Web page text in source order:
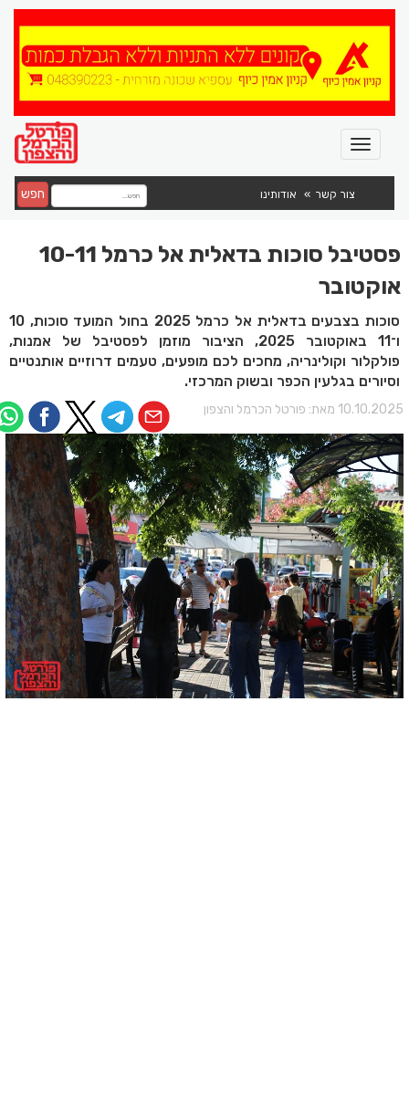
צור קשר אודותינו חפש
פסטיבל סוכות בדאלית אל כרמל 10-11
אוקטובר
סוכות בצבעים בדאלית אל כרמל 2025 בחול המועד סוכות, 10
ו־11 באוקטובר 2025, הציבור מוזמן לפסטיבל של אמנות,
פולקלור וקולינריה, מחכים לכם מופעים, טעמים דרוזיים אותנטיים
וסיורים בגלעין הכפר ובשוק המרכזי.
מאת: פורטל הכרמל והצפון